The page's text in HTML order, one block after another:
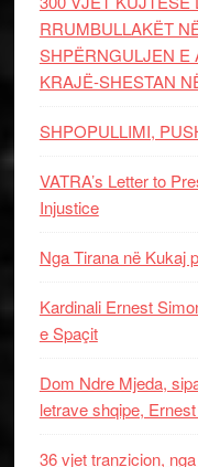
RRUMBULLAKËT
SHPËRNGULJEN E
KRAJË-SHESTAN
SHPOPULLIMI,
VATRA’s Letter to
Injustice
Nga Tirana në Kukaj
Kardinali Ernest
e Spaçit
Dom Ndre Mjeda,
letrave shqipe,
36 vjet tranzicion,